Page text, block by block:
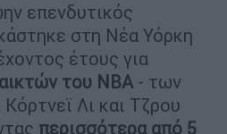
επενδυτικός
στη Νέα Υόρκη
έτους για
του NBA- των
Λι και Τζρου
περισσότερα από 5